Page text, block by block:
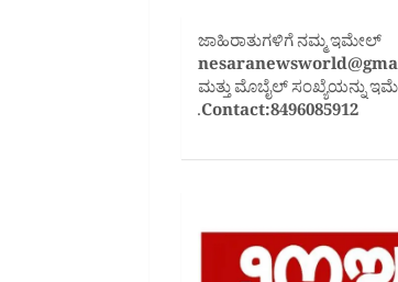
ಜಾಹಿರಾತುಗಳಿಗೆ ನಮ್ಮ ಇಮೇಲ್
ಮತ್ತು ಮೊಬೈಲ್ ಸಂಖ್ಯೆಯನ್ನು
.Contact:8496085912